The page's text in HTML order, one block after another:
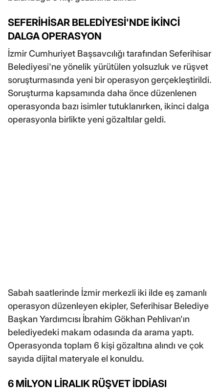
SEFERİHİSAR BELEDİYESİ'NDE İKİNCİ
DALGA OPERASYON
İzmir Cumhuriyet Başsavcılığı tarafından Seferihisar
Belediyesi'ne yönelik yürütülen yolsuzluk ve rüşvet
soruşturmasında yeni bir operasyon gerçekleştirildi.
Soruşturma kapsamında daha önce düzenlenen
operasyonda bazı isimler tutuklanırken, ikinci dalga
operasyonla birlikte yeni gözaltılar geldi.
Sabah saatlerinde İzmir merkezli iki ilde eş zamanlı
operasyon düzenleyen ekipler, Seferihisar Belediye
Başkan Yardımcısı İbrahim Gökhan Pehlivan'ın
belediyedeki makam odasında da arama yaptı.
Operasyonda toplam 6 kişi gözaltına alındı ve çok
sayıda dijital materyale el konuldu.
6 MİLYON LİRALIK RÜŞVET İDDİASI